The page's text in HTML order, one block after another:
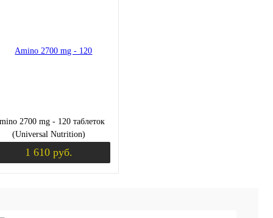
2700 mg - 120 таблеток
(Universal Nutrition)
1 610 руб.